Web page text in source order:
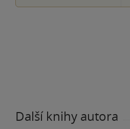
Další knihy autora